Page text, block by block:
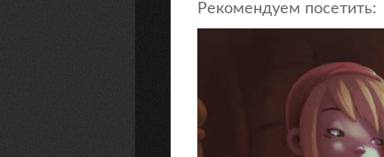
Рекомендуем посетить: